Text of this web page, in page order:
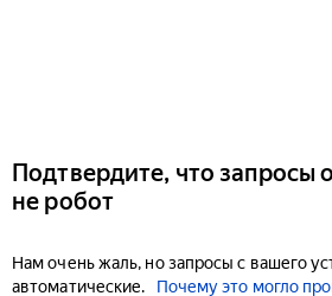
Подтвердите, что запросы
не робот
Нам очень жаль, но запросы с вашего
автоматические.
Почему это могло